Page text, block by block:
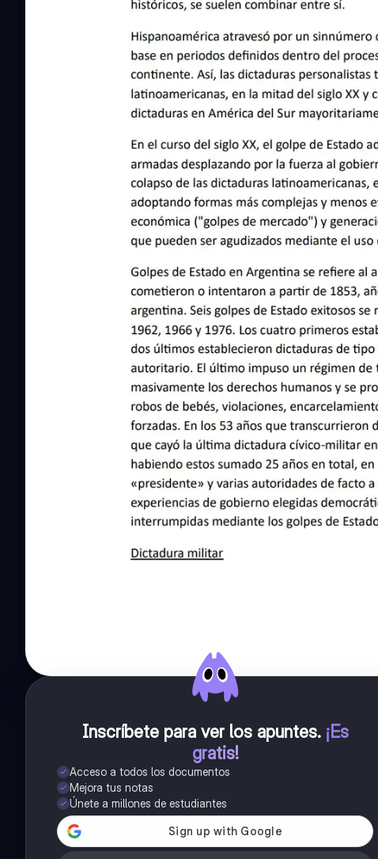
Inscríbete para ver los apuntes. ¡Es
gratis!
Acceso a todos los documentos
Mejora tus notas
Únete a millones de estudiantes